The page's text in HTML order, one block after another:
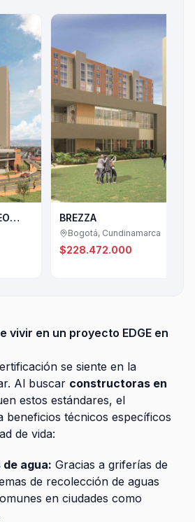
BREZZA
Bogotá, Cundinamarca
$228.472.000
vivir en un proyecto EDGE en
se siente en la
Al buscar constructoras en
estos estándares, el
beneficios técnicos específicos
de vida:
agua: Gracias a griferías de
de recolección de aguas
en ciudades como